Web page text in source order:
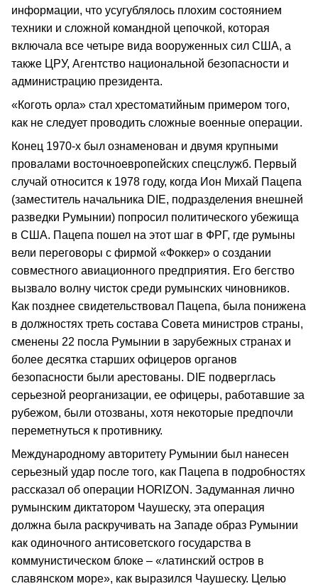
информации, что усугублялось плохим состоянием
техники и сложной командной цепочкой, которая
включала все четыре вида вооруженных сил США, а
также ЦРУ, Агентство национальной безопасности и
администрацию президента.
«Коготь орла» стал хрестоматийным примером того,
как не следует проводить сложные военные операции.
Конец 1970-х был ознаменован и двумя крупными
провалами восточноевропейских спецслужб. Первый
случай относится к 1978 году, когда Ион Михай Пацепа
(заместитель начальника DIE, подразделения внешней
разведки Румынии) попросил политического убежища
в США. Пацепа пошел на этот шаг в ФРГ, где румыны
вели переговоры с фирмой «Фоккер» о создании
совместного авиационного предприятия. Его бегство
вызвало волну чисток среди румынских чиновников.
Как позднее свидетельствовал Пацепа, была понижена
в должностях треть состава Совета министров страны,
сменены 22 посла Румынии в зарубежных странах и
более десятка старших офицеров органов
безопасности были арестованы. DIE подверглась
серьезной реорганизации, ее офицеры, работавшие за
рубежом, были отозваны, хотя некоторые предпочли
переметнуться к противнику.
Международному авторитету Румынии был нанесен
серьезный удар после того, как Пацепа в подробностях
рассказал об операции HORIZON. Задуманная лично
румынским диктатором Чаушеску, эта операция
должна была раскручивать на Западе образ Румынии
как одиночного антисоветского государства в
коммунистическом блоке – «латинский остров в
славянском море», как выразился Чаушеску. Целью